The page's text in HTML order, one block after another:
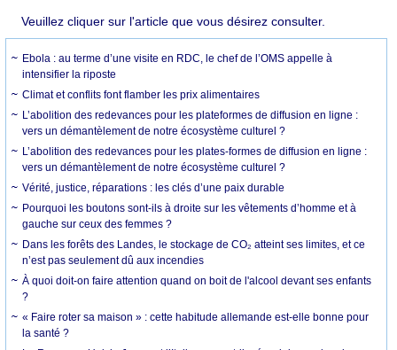
Veuillez cliquer sur l'article que vous désirez consulter.
Ebola : au terme d’une visite en RDC, le chef de l’OMS appelle à
intensifier la riposte
Climat et conflits font flamber les prix alimentaires
L’abolition des redevances pour les plateformes de diffusion en ligne :
vers un démantèlement de notre écosystème culturel ?
L’abolition des redevances pour les plates-formes de diffusion en ligne :
vers un démantèlement de notre écosystème culturel ?
Vérité, justice, réparations : les clés d’une paix durable
Pourquoi les boutons sont-ils à droite sur les vêtements d’homme et à
gauche sur ceux des femmes ?
Dans les forêts des Landes, le stockage de CO₂ atteint ses limites, et ce
n’est pas seulement dû aux incendies
À quoi doit-on faire attention quand on boit de l'alcool devant ses enfants
?
« Faire roter sa maison » : cette habitude allemande est-elle bonne pour
la santé ?